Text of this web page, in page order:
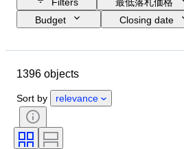
Budget
Closing date
素材
署名
カラー
付属品あり
モデル
1396 objects
Sort by relevance